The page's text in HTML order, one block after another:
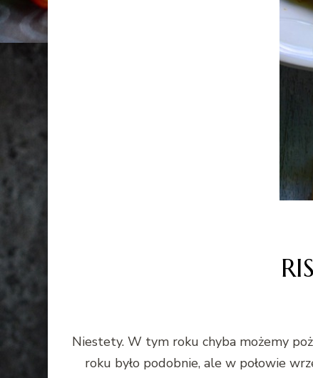
Niestety. W tym roku chyba możemy
roku było podobnie, ale w połowie